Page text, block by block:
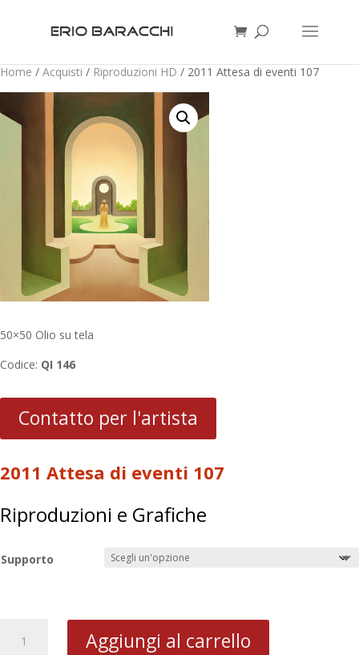
Home / Acquisti / Riproduzioni HD / 2011 Attesa di eventi 107
50×50 Olio su tela
Codice: QI 146
Contatto per l'artista
2011 Attesa di eventi 107
Riproduzioni e Grafiche
Supporto
Attesa
Aggiungi al carrello